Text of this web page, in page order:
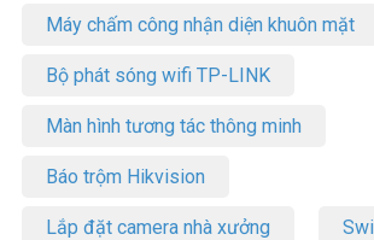
Máy chấm công nhận diện khuôn mặt
Bộ phát sóng wifi TP-LINK
Màn hình tương tác thông minh
Báo trộm Hikvision
Lắp đặt camera nhà xưởng